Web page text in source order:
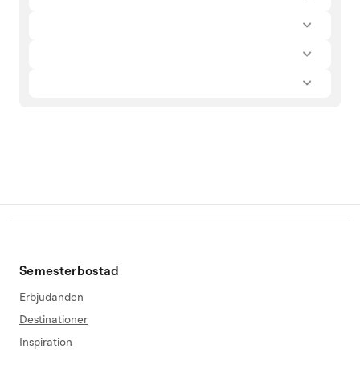
Semesterbostad
Erbjudanden
Destinationer
Inspiration